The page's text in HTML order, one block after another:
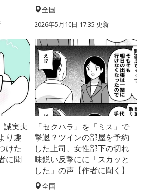
全国
2026年5月10日 17:35 更新
誠実夫
り趣
けた
に聞
「セクハラ」を「ミス」で
撃退？ツインの部屋を予約
した上司、女性部下の切れ
味鋭い反撃にに「スカッと
した」の声【作者に聞く】
全国